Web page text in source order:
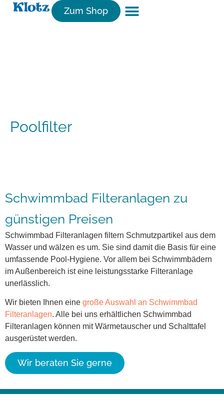
Zum Shop
Poolfilter
Schwimmbad Filteranlagen zu
günstigen Preisen
Schwimmbad Filteranlagen filtern Schmutzpartikel aus dem
Wasser und wälzen es um. Sie sind damit die Basis für eine
umfassende Pool-Hygiene. Vor allem bei Schwimmbädern
im Außenbereich ist eine leistungsstarke Filteranlage
unerlässlich.
Wir bieten Ihnen eine große Auswahl an Schwimmbad
Filteranlagen. Alle bei uns erhältlichen Schwimmbad
Filteranlagen können mit Wärmetauscher und Schalttafel
ausgerüstet werden.
Wir beraten Sie gerne